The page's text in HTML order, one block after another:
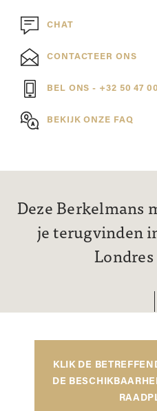
CHAT
CONTACTEER ONS
BEL ONS - +32 50 47
BEKIJK ONZE FAQ
Deze Berkelmans
je terugvinden
KLIK DE
DE